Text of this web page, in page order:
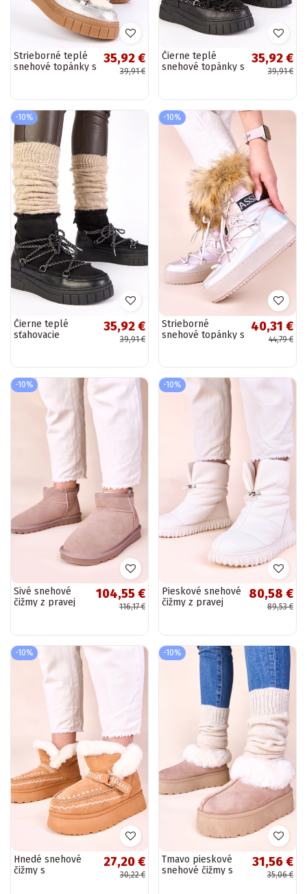
Strieborné teplé
snehové topánky s
35,92 €
39,91 €
Čierne teplé
snehové topánky s
35,92 €
39,91 €
-10%
Čierne teplé
sťahovacie
35,92 €
39,91 €
-10%
Strieborné
snehové topánky s
kožušinou Alison
40,31 €
44,79 €
-10%
Sivé snehové
čižmy z pravej
Matilda
104,55 €
116,17 €
-10%
Pieskové snehové
čižmy z pravej
80,58 €
89,53 €
-10%
Hnedé snehové
čižmy s
27,20 €
30,22 €
-10%
Tmavo pieskové
snehové čižmy s
31,56 €
35,06 €